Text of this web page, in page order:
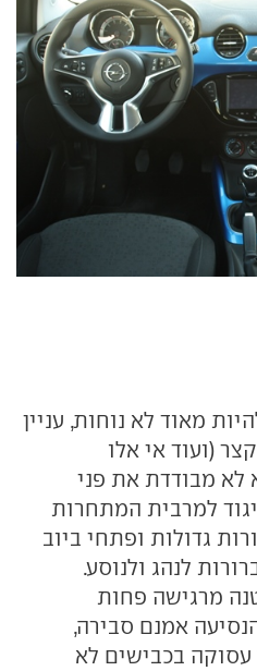
מאוד לא נוחות, עניין
(ועוד אי אלו
לא מבודדת את פני
למרבית המתחרות
גדולות ופתחי ביוב
לנהג ולנוסע.
מרגישה פחות
אמנם סבירה,
בכבישים לא